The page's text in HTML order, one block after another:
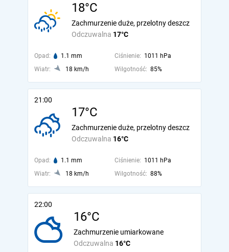
18°C
Odczuwalna 17°C
Zachmurzenie duże, przelotny deszcz
Opad: 1.1 mm Ciśnienie: 1011 hPa
Wiatr:
18 km/h Wilgotność: 85%
21:00
17°C
Odczuwalna 16°C
Zachmurzenie duże, przelotny deszcz
Opad: 1.1 mm Ciśnienie: 1011 hPa
Wiatr:
18 km/h Wilgotność: 88%
22:00
16°C
Odczuwalna 16°C
Zachmurzenie umiarkowane